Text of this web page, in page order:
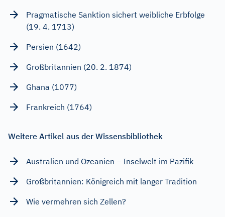
Pragmatische Sanktion sichert weibliche Erbfolge
(19. 4. 1713)
Persien (1642)
Großbritannien (20. 2. 1874)
Ghana (1077)
Frankreich (1764)
Weitere Artikel aus der Wissensbibliothek
Australien und Ozeanien – Inselwelt im Pazifik
Großbritannien: Königreich mit langer Tradition
Wie vermehren sich Zellen?